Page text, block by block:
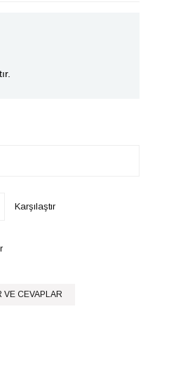
Karşılaştır
VE CEVAPLAR